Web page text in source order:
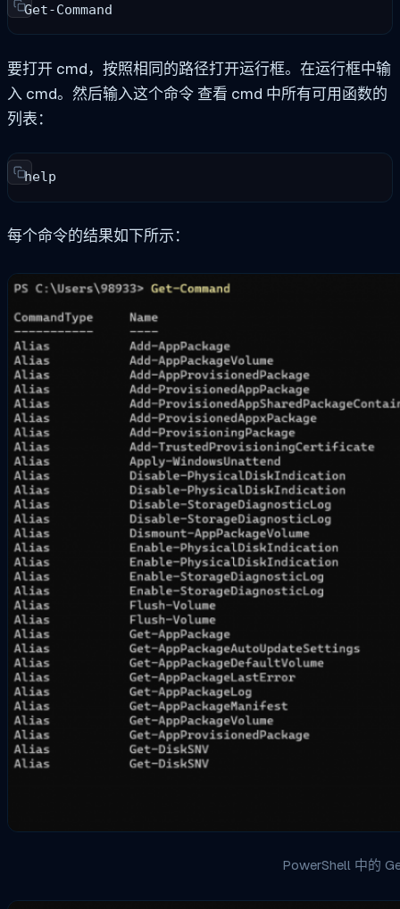
Get-Command
要打开 cmd，按照相同的路径打开运行框。在运行框中输
入 cmd。然后输入这个命令 查看 cmd 中所有可用函数的
列表：
help
每个命令的结果如下所示：
PowerShell 中的